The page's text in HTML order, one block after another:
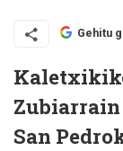
Gehitu
Zubiarrain
San